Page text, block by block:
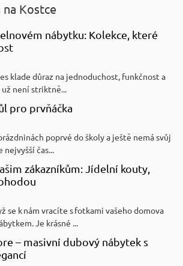
Kostce
nábytku: Kolekce, které
klade důraz na jednoduchost, funkčnost a
není striktně...
pro prvňáčka
poprvé do školy a ještě nemá svůj
nejvyšší čas...
zákazníkům: Jídelní kouty,
se k nám vracíte s fotkami vašeho domova
Je krásné ...
– masivní dubový nábytek s